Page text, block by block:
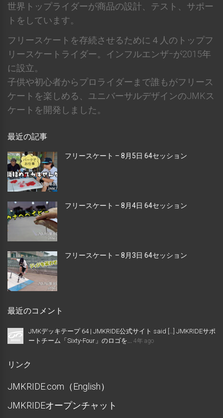
世界トップライダーが商品の設計、テスト、サポー
トをしています。
フリースケートを存続させるために４人のトップフ
リースケートライダー。インフルエンザｰが2015年
に設立。
子供や初心者からプロライダーまで誰もがフリース
ケートを楽しめる、ユニバーサルデザインのJMKス
ケートを開発しました。
最近の記事
フリースケート – 8月5日 64セッション
フリースケート – 8月4日 64セッション
フリースケート – 8月3日 64セッション
最近のコメント
JMKデッキテープ 64 | JMKRIDE公式サイト said […] JMKRIDEサポ
ートチーム「Sixty-Four」のロゴを...
4年 ago
リンク
JMKRIDE.com（English）
JMKRIDEオープンチャット